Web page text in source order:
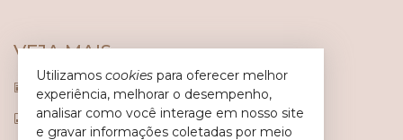
VEJA MAIS
receba nosso newsletter
indicadores financeiros
Utilizamos cookies para oferecer melhor
experiência, melhorar o desempenho,
analisar como você interage em nosso site
e gravar informações coletadas por meio